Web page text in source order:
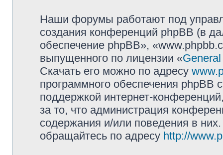
Наши форумы работают под
создания конференций phpBB (в
обеспечение phpBB»,
выпущенного по лицензии «
Скачать его можно по адресу
программного обеспечения phpBB
поддержкой интернет-
за то, что администрация
содержания и/или поведения в
обращайтесь по адресу http://